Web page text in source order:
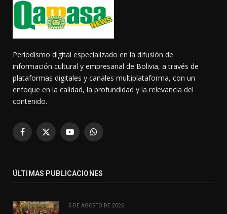
Periodismo digital especializado en la difusión de
información cultural y empresarial de Bolivia, a través de
plataformas digitales y canales multiplataforma, con un
enfoque en la calidad, la profundidad y la relevancia del
contenido.
Facebook
X
YouTubeWhatsApp
ÚLTIMAS PUBLICACIONES
5 DE AGOSTO DE 2026